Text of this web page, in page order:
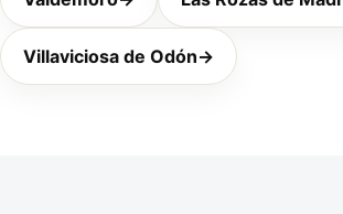
Villaviciosa de Odón→